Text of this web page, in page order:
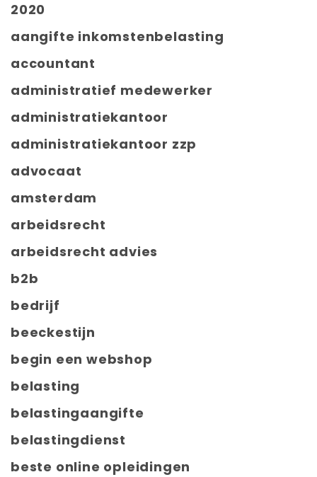
2020
aangifte inkomstenbelasting
accountant
administratief medewerker
administratiekantoor
administratiekantoor zzp
advocaat
amsterdam
arbeidsrecht
arbeidsrecht advies
b2b
bedrijf
beeckestijn
begin een webshop
belasting
belastingaangifte
belastingdienst
beste online opleidingen